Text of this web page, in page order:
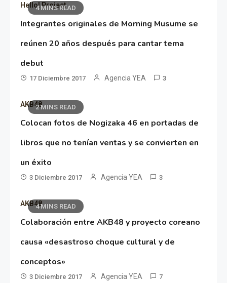
4 MINS READ
Hello! Project
Integrantes originales de Morning Musume se
reúnen 20 años después para cantar tema
debut
17 Diciembre 2017 Agencia YEA 3
2 MINS READ
AKB48
Colocan fotos de Nogizaka 46 en portadas de
libros que no tenían ventas y se convierten en
un éxito
3 Diciembre 2017 Agencia YEA 3
4 MINS READ
AKB48
Colaboración entre AKB48 y proyecto coreano
causa «desastroso choque cultural y de
conceptos»
3 Diciembre 2017 Agencia YEA 7